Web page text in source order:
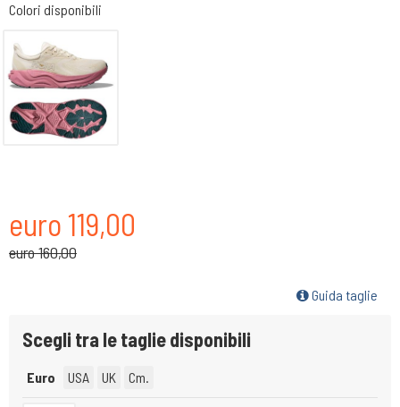
Colori disponibili
euro 119,00
euro 160,00
Guida taglie
Scegli tra le taglie disponibili
Euro USA UK Cm.